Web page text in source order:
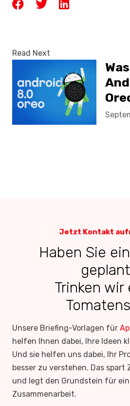
Read Next
Jetzt Kontakt
Haben Sie
Trinken wir
Unsere Briefing-Vorlagen für
helfen Ihnen dabei, Ihre Ideen
Und sie helfen uns dabei, Ihr
besser zu verstehen. Das spart
und legt den Grundstein für
Zusammenarbeit.